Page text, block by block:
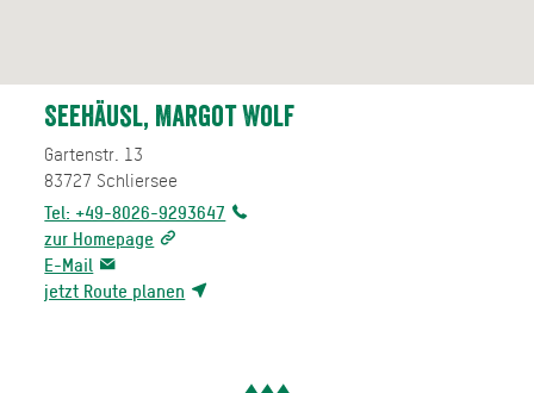
Seehäusl, Margot Wolf
Gartenstr. 13
83727 Schliersee
Tel: +49-8026-9293647
zur Homepage
E-Mail
jetzt Route planen